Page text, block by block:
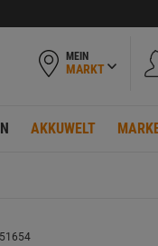
MEIN
MARKT
AKKUWELT